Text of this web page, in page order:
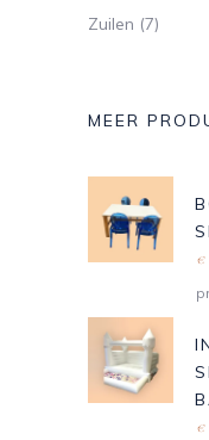
Zuilen (7)
MEER
€
€